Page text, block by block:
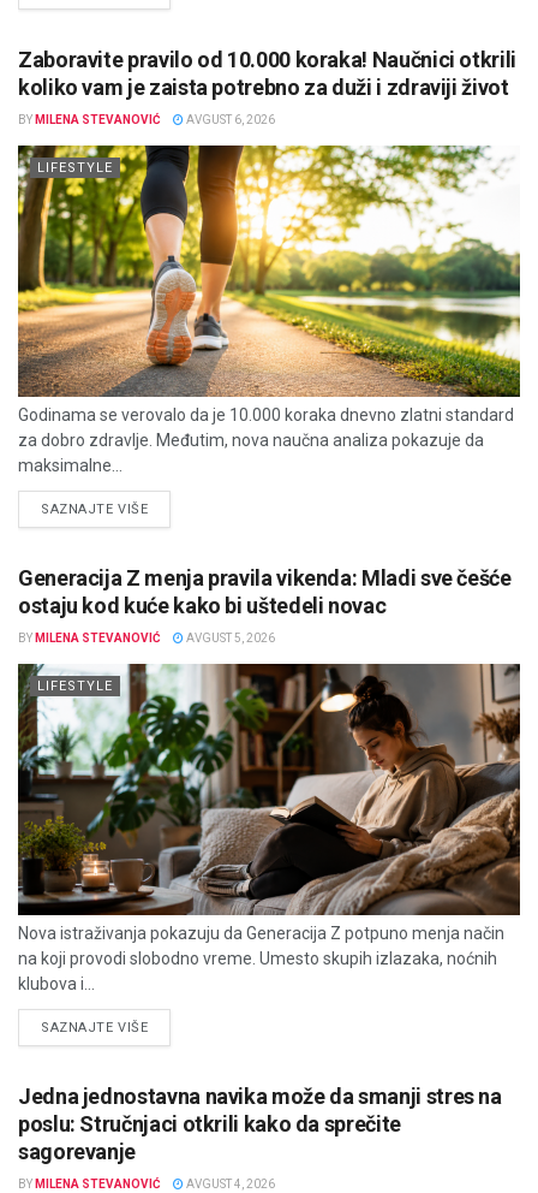
Zaboravite pravilo od 10.000 koraka! Naučnici otkrili
koliko vam je zaista potrebno za duži i zdraviji život
BY MILENA STEVANOVIĆ AVGUST 6, 2026
LIFESTYLE
Godinama se verovalo da je 10.000 koraka dnevno zlatni standard
za dobro zdravlje. Međutim, nova naučna analiza pokazuje da
maksimalne...
SAZNAJTE VIŠEDETAILS
Generacija Z menja pravila vikenda: Mladi sve češće
ostaju kod kuće kako bi uštedeli novac
BY MILENA STEVANOVIĆ AVGUST 5, 2026
LIFESTYLE
Nova istraživanja pokazuju da Generacija Z potpuno menja način
na koji provodi slobodno vreme. Umesto skupih izlazaka, noćnih
klubova i...
SAZNAJTE VIŠEDETAILS
Jedna jednostavna navika može da smanji stres na
poslu: Stručnjaci otkrili kako da sprečite
sagorevanje
BY MILENA STEVANOVIĆ AVGUST 4, 2026